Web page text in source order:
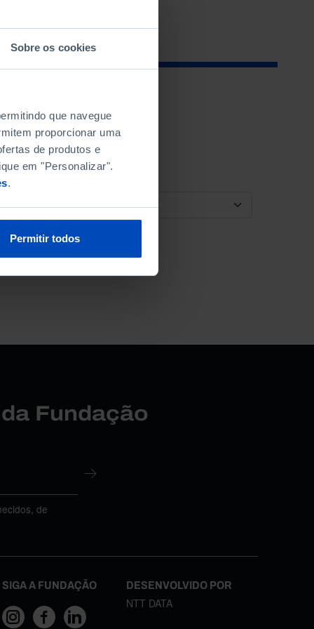
Sobre os cookies
que navegue
proporcionar uma
de produtos e
em "Personalizar".
.
Permitir todos
ORDENAR POR
Fundação
de
SIGA A FUNDAÇÃO DESENVOLVIDO POR
NTT DATA